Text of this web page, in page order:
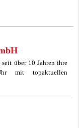
über 10 Jahren ihre
mit topaktuellen